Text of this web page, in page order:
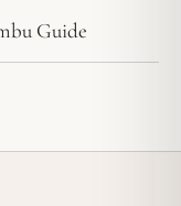
Guide